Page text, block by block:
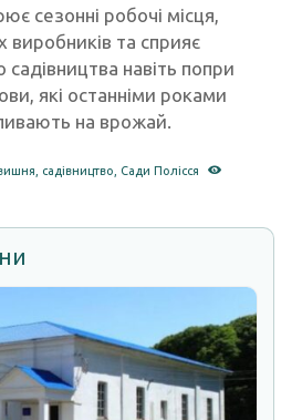
сезонні робочі місця,
виробників та сприяє
садівництва навіть попри
які останніми роками
на врожай.
садівництво
Сади Полісся